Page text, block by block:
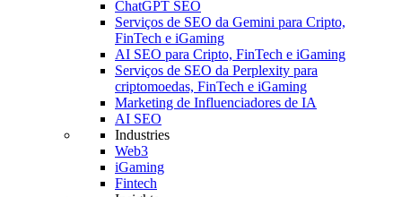
ChatGPT SEO
Serviços de SEO da Gemini para Cripto,
FinTech e iGaming
AI SEO para Cripto, FinTech e iGaming
Serviços de SEO da Perplexity para
criptomoedas, FinTech e iGaming
Marketing de Influenciadores de IA
AI SEO
Industries
Web3
iGaming
Fintech